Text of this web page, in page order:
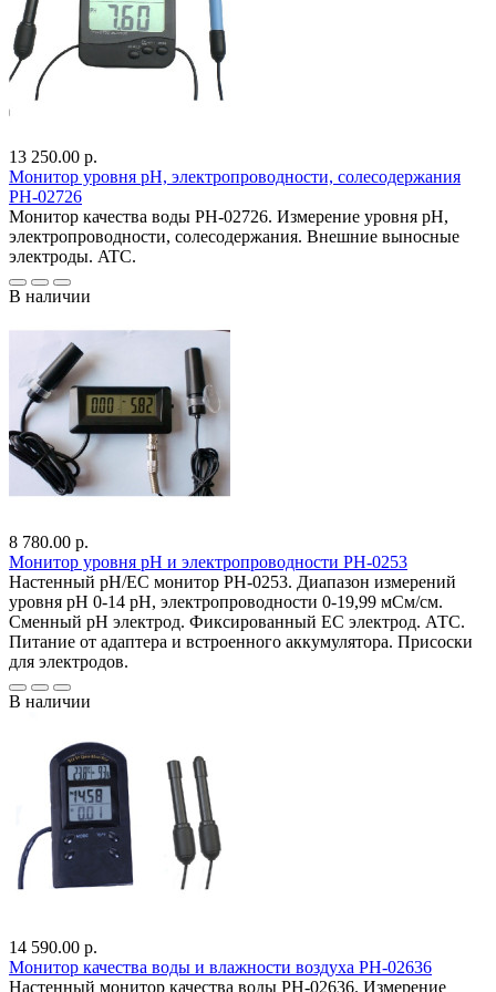
13 250.00 р.
Монитор уровня pH, электропроводности, солесодержания
PH-02726
Монитор качества воды PH-02726. Измерение уровня pH,
электропроводности, солесодержания. Внешние выносные
электроды. ATC.
В наличии
8 780.00 р.
Монитор уровня рН и электропроводности PH-0253
Настенный pH/EC монитор PH-0253. Диапазон измерений
уровня pH 0-14 pH, электропроводности 0-19,99 мСм/см.
Сменный pH электрод. Фиксированный EC электрод. АТС.
Питание от адаптера и встроенного аккумулятора. Присоски
для электродов.
В наличии
14 590.00 р.
Монитор качества воды и влажности воздуха PH-02636
Настенный монитор качества воды PH-02636. Измерение